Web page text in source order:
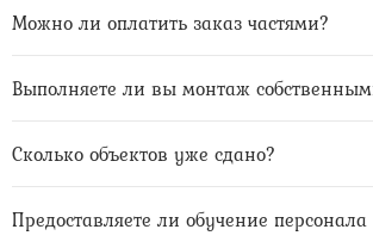
Можно ли оплатить заказ частями?
Выполняете ли вы монтаж
Сколько объектов уже сдано?
Предоставляете ли обучение персонала